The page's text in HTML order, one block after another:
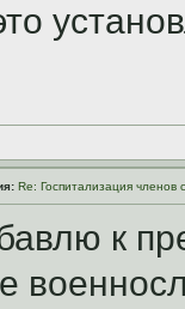
Re: Госпитализация членов
к